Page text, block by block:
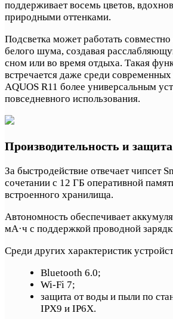
поддерживает восемь цветов,
природными оттенками.
Подсветка может работать
белого шума, создавая
сном или во время отдыха. Такая
встречается даже среди
AQUOS R11 более универсальным
повседневного использования.
Производительность и
За быстродействие отвечает чипсет
сочетании с 12 ГБ оперативной
встроенного хранилища.
Автономность обеспечивает
мА·ч с поддержкой проводной
Среди других характеристик
Bluetooth 6.0;
Wi-Fi 7;
защита от воды и пыли по
IPX9 и IP6X.